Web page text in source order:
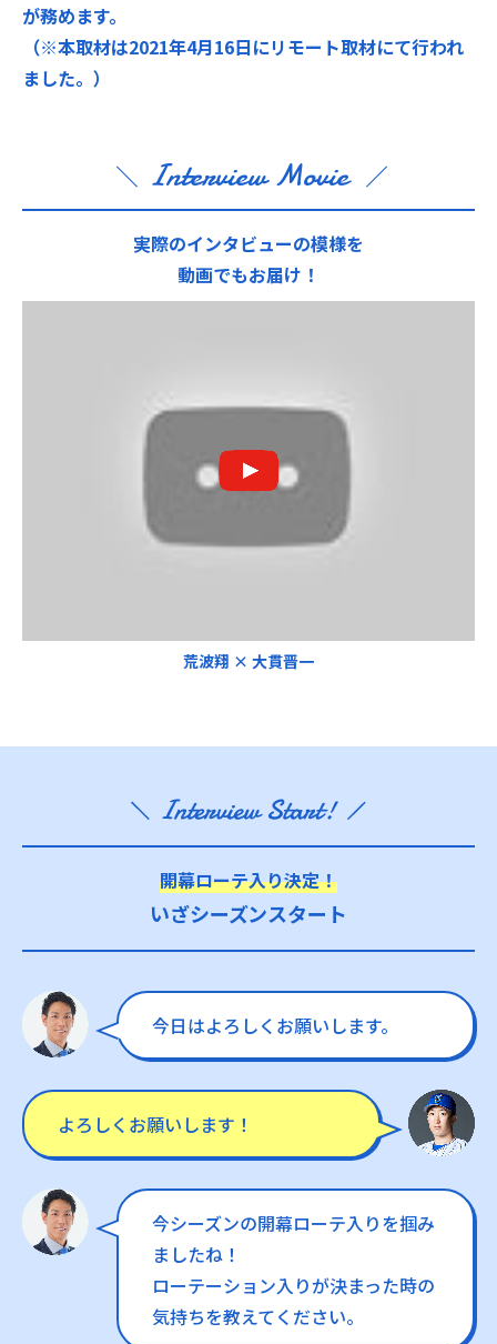
が務めます。
（※本取材は2021年4月16日にリモート取材にて行われ
ました。）
Interview Movie
実際のインタビューの模様を
動画でもお届け！
荒波翔 × 大貫晋一
開幕ローテ入り決定！
いざシーズンスタート
今日はよろしくお願いします。
よろしくお願いします！
今シーズンの開幕ローテ入りを掴み
ましたね！
ローテーション入りが決まった時の
気持ちを教えてください。